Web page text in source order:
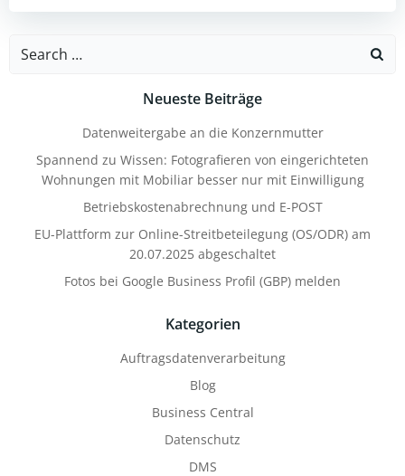
Search
Neueste Beiträge
Datenweitergabe an die Konzernmutter
Spannend zu Wissen: Fotografieren von eingerichteten
Wohnungen mit Mobiliar besser nur mit Einwilligung
Betriebskostenabrechnung und E-POST
EU-Plattform zur Online-Streitbeteilegung (OS/ODR) am
20.07.2025 abgeschaltet
Fotos bei Google Business Profil (GBP) melden
Kategorien
Auftragsdatenverarbeitung
Blog
Business Central
Datenschutz
DMS